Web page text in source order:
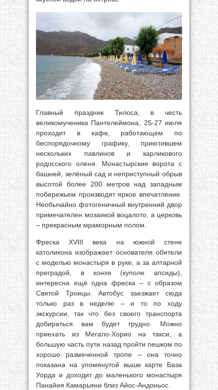
Главный праздник Тилоса, в честь
великомученика Пантелеймона, 25-27 июля
проходит в кафе, работающем по
беспорядочному графику, приютившем
нескольких павлинов и карликового
родосского оленя. Монастырские ворота с
башней, зелёный сад и неприступный обрыв
высотой более 200 метров над западным
побережьем производят яркое впечатление.
Необычайно фотогеничный внутренний двор
примечателен мозаикой воцалото, а церковь
– прекрасным мраморным полом.
Фреска XVIII века на южной стене
католикона изображает основателя обители
с моделью монастыря в руке, а за алтарной
преградой, в конхе (куполе апсиды),
интересна ещё одна фреска – с образом
Святой Троицы. Автобус заезжает сюда
только раз в неделю – и то по ходу
экскурсии, так что без своего транспорта
добираться вам будет трудно. Можно
приехать из Мегало-Хорио на такси, а
большую часть пути назад пройти пешком по
хорошо размеченной тропе – она точно
показана на упомянутой выше карте База
Уорда и доходит до маленького монастыря
Панайия Камарьяни близ Айос-Андоньос.